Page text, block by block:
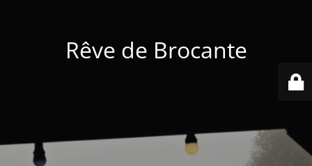
Rêve de Brocante